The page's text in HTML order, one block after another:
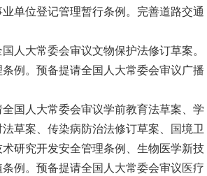
单位登记管理暂行条例。完善道路交通
人大常委会审议文物保护法修订草案。
例。预备提请全国人大常委会审议广播
国人大常委会审议学前教育法草案、学
草案、传染病防治法修订草案、国境卫
研究开发安全管理条例、生物医学新技
例。预备提请全国人大常委会审议医疗